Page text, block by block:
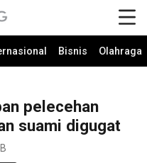
Bisnis Olahraga
pelecehan
suami digugat